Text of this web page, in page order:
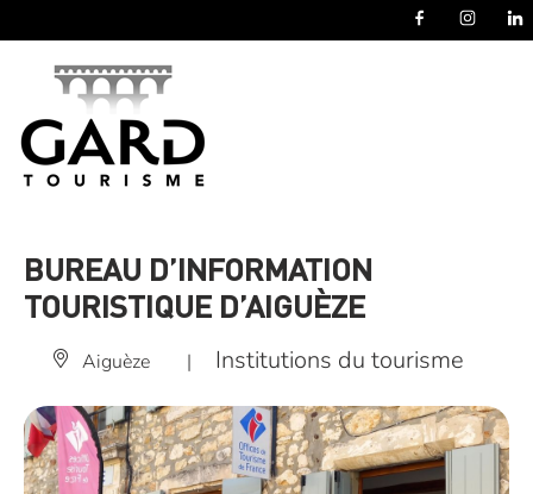
BUREAU D’INFORMATION
TOURISTIQUE D’AIGUÈZE
Aiguèze | Institutions du tourisme